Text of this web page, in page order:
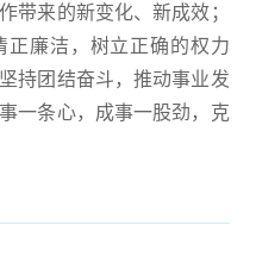
带来的新变化、新成效；
正廉洁，树立正确的权力
持团结奋斗，推动事业发
一条心，成事一股劲，克